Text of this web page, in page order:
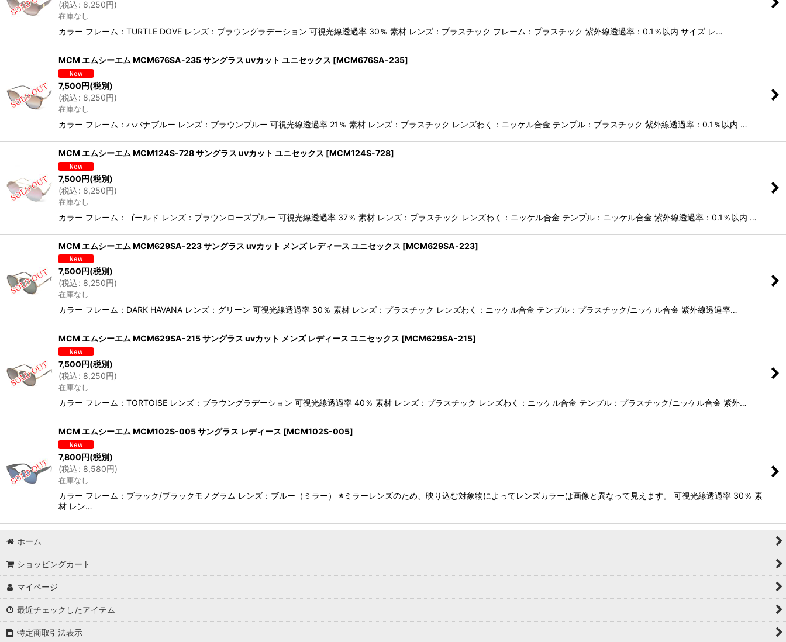
(税込: 8,250円)
在庫なし
カラー フレーム：TURTLE DOVE レンズ：ブラウングラデーション 可視光線透過率 30％ 素材 レンズ：プラスチック フレーム：プラスチック 紫外線透過率：0.1％以内 サイズ レ…
MCM エムシーエム MCM676SA-235 サングラス uvカット ユニセックス [MCM676SA-235]
7,500円(税別)
(税込: 8,250円)
在庫なし
カラー フレーム：ハバナブルー レンズ：ブラウンブルー 可視光線透過率 21％ 素材 レンズ：プラスチック レンズわく：ニッケル合金 テンプル：プラスチック 紫外線透過率：0.1％以内 …
MCM エムシーエム MCM124S-728 サングラス uvカット ユニセックス [MCM124S-728]
7,500円(税別)
(税込: 8,250円)
在庫なし
カラー フレーム：ゴールド レンズ：ブラウンローズブルー 可視光線透過率 37％ 素材 レンズ：プラスチック レンズわく：ニッケル合金 テンプル：ニッケル合金 紫外線透過率：0.1％以内 …
MCM エムシーエム MCM629SA-223 サングラス uvカット メンズ レディース ユニセックス [MCM629SA-223]
7,500円(税別)
(税込: 8,250円)
在庫なし
カラー フレーム：DARK HAVANA レンズ：グリーン 可視光線透過率 30％ 素材 レンズ：プラスチック レンズわく：ニッケル合金 テンプル：プラスチック/ニッケル合金 紫外線透過率…
MCM エムシーエム MCM629SA-215 サングラス uvカット メンズ レディース ユニセックス [MCM629SA-215]
7,500円(税別)
(税込: 8,250円)
在庫なし
カラー フレーム：TORTOISE レンズ：ブラウングラデーション 可視光線透過率 40％ 素材 レンズ：プラスチック レンズわく：ニッケル合金 テンプル：プラスチック/ニッケル合金 紫外…
MCM エムシーエム MCM102S-005 サングラス レディース [MCM102S-005]
7,800円(税別)
(税込: 8,580円)
在庫なし
カラー フレーム：ブラック/ブラックモノグラム レンズ：ブルー（ミラー） ※ミラーレンズのため、映り込む対象物によってレンズカラーは画像と異なって見えます。 可視光線透過率 30％ 素
材 レン…
ホーム
ショッピングカート
マイページ
最近チェックしたアイテム
特定商取引法表示